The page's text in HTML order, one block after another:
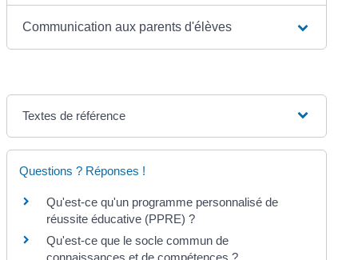
Communication aux parents d'élèves
Textes de référence
Questions ? Réponses !
Qu'est-ce qu'un programme personnalisé de
réussite éducative (PPRE) ?
Qu'est-ce que le socle commun de
connaissances et de compétences ?